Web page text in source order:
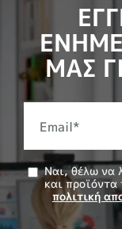
ΜΑΣ
Email*
Ναι, θέλω να
και
πολιτική